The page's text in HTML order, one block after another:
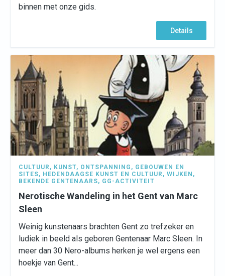
binnen met onze gids.
Details
CULTUUR , KUNST, ONTSPANNING , GEBOUWEN EN
SITES, HEDENDAAGSE KUNST EN CULTUUR , WIJKEN ,
BEKENDE GENTENAARS, GG-ACTIVITEIT
Nerotische Wandeling in het Gent van Marc
Sleen
Weinig kunstenaars brachten Gent zo trefzeker en
ludiek in beeld als geboren Gentenaar Marc Sleen. In
meer dan 30 Nero-albums herken je wel ergens een
hoekje van Gent...